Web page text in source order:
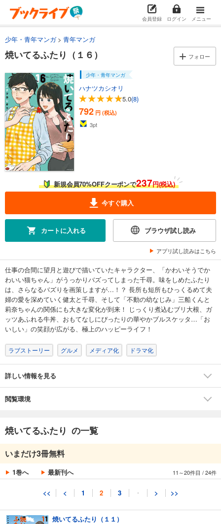
会員登録 ログイン メニュー
少年・青年マンガ 青年マンガ
焼いてるふたり（１６） フォロー
少年・青年マンガ
ハナツカシオリ
5.0(8)
792 円 (税込)
3pt
新規会員70%OFFクーポンで237円(税込)
今すぐ購入
カートに入れる ブラウザ試し読み
アプリ試し読みはこちら
仕事の合間に望月と遊びで描いていたキャラクター、「かわいそうでか
わいい猫ちゃん」がうっかりバズってしまった千尋。味をしめたふたり
は、さらなるバズりを画策しますが…！？ 長所も短所もひっくるめて夫
婦の愛を深めていく健太と千尋、そして「不動の幼なじみ」三船くんと
莉奈ちゃんの関係にも大きな変化が到来！ じっくり煮込むブリ大根、ガ
ッツあふれる牛丼、おもてなしにぴったりの華やかブルスケッタ…「お
いしい」の笑顔が広がる、極上のハッピーライフ！
ラブストーリー グルメ メディア化 ドラマ化
詳しい情報を見る
閲覧環境
焼いてるふたり の一覧
いまだけ3冊無料
1巻へ 最新刊へ 11～20件目 /24件
<< < 1 2 3 ・ > >>
あらすじを表示する
焼いてるふたり（４）
792 円 (税込)
あらすじを表示する
焼いてるふたり（５）
792円 (税込)
あらすじを表示する
焼いてるふたり（６）
792円 (税込)
あらすじを表示する
焼いてるふたり（７）
カート
試し読み
あらすじを表示する
焼いてるふたり（８）
792
円 (税込)
焼いてるふたり（９）
カート
あらすじを表示する
焼いてるふたり（１０）
792円 (税込)
焼いてるふたり（１１）